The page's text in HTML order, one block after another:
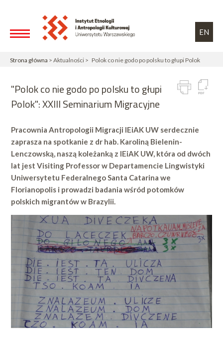
EN
Strona główna > Aktualności > Polok co nie godo po polsku to głupi Polok
"Polok co nie godo po polsku to głupi
Polok": XXIII Seminarium Migracyjne
Pracownia Antropologii Migracji IEiAK UW serdecznie
zaprasza na spotkanie z dr hab. Karoliną Bielenin-
Lenczowską, naszą koleżanką z IEiAK UW, która od dwóch
lat jest Visiting Professor w Departamencie Lingwistyki
Uniwersytetu Federalnego Santa Catarina we
Florianopolis i prowadzi badania wśród potomków
polskich migrantów w Brazylii.